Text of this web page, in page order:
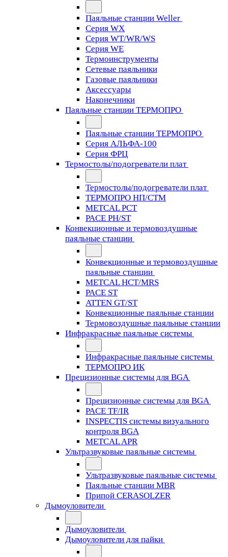
Паяльные станции Weller
Серия WX
Серия WT/WR/WS
Серия WE
Термоинструменты
Сетевые паяльники
Газовые паяльники
Аксессуары
Наконечники
Паяльные станции ТЕРМОПРО
Паяльные станции ТЕРМОПРО
Серия АЛЬФА-100
Серия ФРЦ
Термостолы/подогреватели плат
Термостолы/подогреватели плат
ТЕРМОПРО НП/СТМ
METCAL PCT
PACE PH/ST
Конвекционные и термовоздушные
паяльные станции
Конвекционные и термовоздушные
паяльные станции
METCAL HCT/MRS
PACE ST
ATTEN GT/ST
Конвекционные паяльные станции
Термовоздушные паяльные станции
Инфракрасные паяльные системы
Инфракрасные паяльные системы
ТЕРМОПРО ИК
Прецизионные системы для BGA
Прецизионные системы для BGA
PACE TF/IR
INSPECTIS системы визуального
контроля BGA
METCAL APR
Ультразвуковые паяльные системы
Ультразвуковые паяльные системы
Паяльные станции MBR
Припой CERASOLZER
Дымоуловители
Дымоуловители
Дымоуловители для пайки